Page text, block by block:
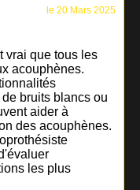
le 20 Mars 2025
vrai que tous les
acouphènes.
bruits blancs ou
aider à
des acouphènes.
les plus